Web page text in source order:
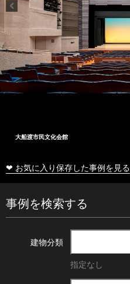
大船渡市民文化会館
❤ お気に入り保存した事例を見る
事例を検索する
建物分類
指定なし